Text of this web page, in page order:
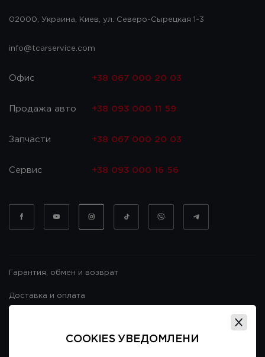
02000, Украина, Киев, ул. Северо-Сырецкая 1-3
info@tcarservice.com
Офис +38 067 000 20 03
Продажа авто +38 093 000 11 59
Запчасти +38 067 000 20 03
Сервис +38 093 000 16 56
Гарантия, обмен и возврат
Доставка и оплата
Договор публичной оферты
COOKIES УВЕДОМЛЕНИ